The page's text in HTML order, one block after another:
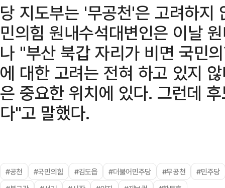
당 지도부는 '무공천'은 고려하지
민의힘 원내수석대변인은 이날
나 "부산 북갑 자리가 비면 국민
에 대한 고려는 전혀 하고 있지
은 중요한 위치에 있다. 그런데
다"고 말했다.
#공천 #국민의힘 #김도읍 #더불어민주당 #무공천
#민주당